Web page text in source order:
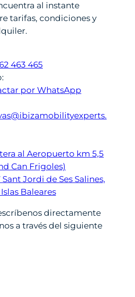
al instante
tarifas, condiciones y
463 465
por WhatsApp
al Aeropuerto km 5,5
Can Frigoles)
Sant Jordi de Ses Salines,
Baleares
directamente
a través del siguiente